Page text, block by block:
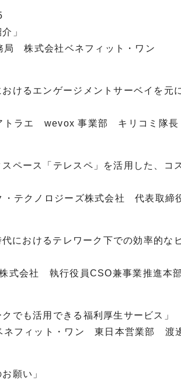
」
株式会社ベネフィット・ワン
おけるエンゲージメントサーベイを元
トラエ wevox 事業部 キリコミ隊
スペース「テレスペ」を活用した、コ
テクノロジーズ株式会社 代表取締
代におけるテレワーク下での効率的な
式会社 執行役員CSO兼事業推進
クでも活用できる福利厚生サービス」
フィット・ワン 東日本営業部 渡
願い」